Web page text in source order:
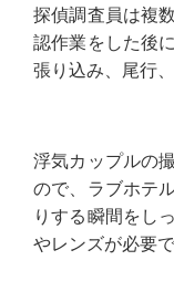
探偵調査員は複
認作業をした後
張り込み、尾行
浮気カップルの
ので、ラブホテ
りする瞬間をし
やレンズが必要で